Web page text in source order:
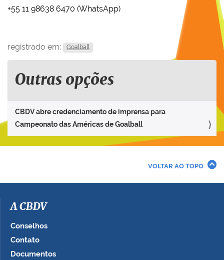
+55 11 98638 6470 (WhatsApp)
registrado em: Goalball
Outras opções
CBDV abre credenciamento de imprensa para
Campeonato das Américas de Goalball
VOLTAR AO TOPO
A CBDV
Conselhos
Contato
Documentos